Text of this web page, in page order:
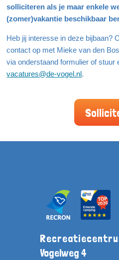
solliciteren als je maar enkele
(zomer)vakantie beschikbaar
Heb jij interesse in deze bijbaan?
contact op met Mieke van den
via onderstaand formulier of stuur
vacatures@de-vogel.nl.
Vogelweg 4